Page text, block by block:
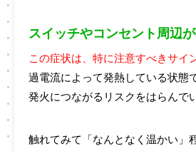
スイッチやコンセント周辺
この症状は、特に注意すべきサイ
過電流によって発熱している状態
発火につながるリスクをはらんで
触れてみて「なんとなく温かい」